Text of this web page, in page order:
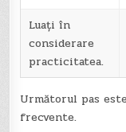
Luați în
considerare
practicitatea.
Următorul pas
frecvente.